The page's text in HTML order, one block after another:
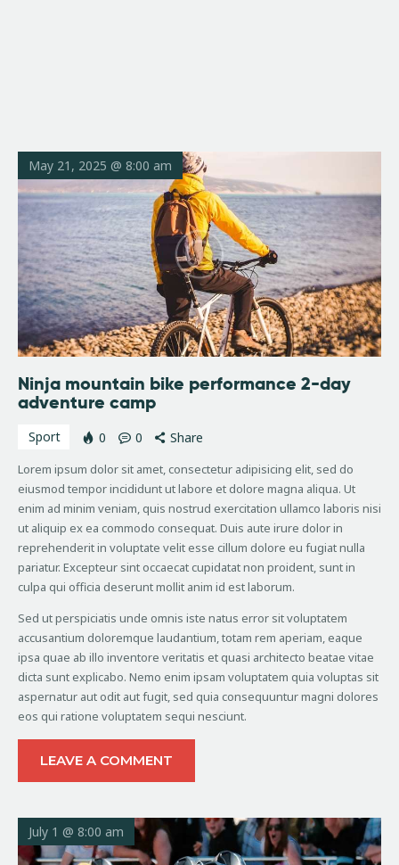
Sale Bikes
Services
About Us
May 21, 2025 @ 8:00 am
Ninja mountain bike performance 2-day
adventure camp
Sport 0 0 Share
Lorem ipsum dolor sit amet, consectetur adipisicing elit, sed do
eiusmod tempor incididunt ut labore et dolore magna aliqua. Ut
enim ad minim veniam, quis nostrud exercitation ullamco laboris nisi
ut aliquip ex ea commodo consequat. Duis aute irure dolor in
reprehenderit in voluptate velit esse cillum dolore eu fugiat nulla
pariatur. Excepteur sint occaecat cupidatat non proident, sunt in
culpa qui officia deserunt mollit anim id est laborum.
Sed ut perspiciatis unde omnis iste natus error sit voluptatem
accusantium doloremque laudantium, totam rem aperiam, eaque
ipsa quae ab illo inventore veritatis et quasi architecto beatae vitae
dicta sunt explicabo. Nemo enim ipsam voluptatem quia voluptas sit
aspernatur aut odit aut fugit, sed quia consequuntur magni dolores
eos qui ratione voluptatem sequi nesciunt.
LEAVE A COMMENT
July 1 @ 8:00 am